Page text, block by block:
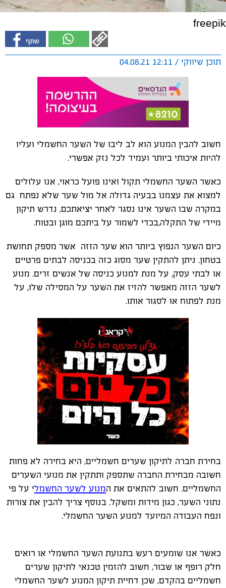
freepik
תוכן שיווקי / 12:11 04.08.21
חשוב להבין המנוע הוא לב ליבו של השער החשמלי ועליו
להיות איכותי ביותר ועמיד לכל נזק אפשרי.
כאשר השער החשמלי תקול ואינו פועל כראוי, אנו עלולים
למצוא את עצמנו בבעיה גדולה אל מול שער שלא נפתח גם
במקרה שבו השער אינו נסגר לאחר יציאתכם, נדרש תיקון
מיידי של התקלה,בכדי לשמור על ביתכם מוגן ובטוח.
כיום השער הנפוץ ביותר הוא שער הזזה אשר מספק תחושת
בטחון. ניתן להתקין שער מסוג כזה בכניסה לבתים פרטיים
או לבתי עסק, על מנת למנוע כניסה של אנשים זרים. מנוע
לשער הזזה מאפשר להזיז את השער על המסילה שלו, על
מנת לפתוח או לסגור אותו.
בחירת חברה לתיקון שערים חשמליים, היא בחירה לא פחות
חשובה מבחירת החברה שתספק ותתקין את מנועי השערים
החשמליים. חשוב להתאים את המנוע לשער החשמלי על פי
נתוני השער, כגון מידות ומשקל. בנוסף צריך להבין את צורות
ונפח העבודה המיועד למנוע השער החשמלי.
כאשר אנו שומעים רעש בתנועת השער החשמלי או רואים
חלק רופף או שבור, חשוב להזמין טכנאי לתיקון שערים
חשמליים בהקדם, שכן דחיית תיקון המנוע לשער החשמלי